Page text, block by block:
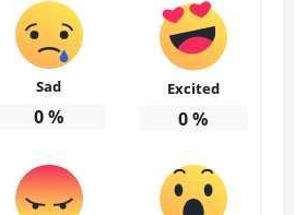
Sad
0%
Excited
0%